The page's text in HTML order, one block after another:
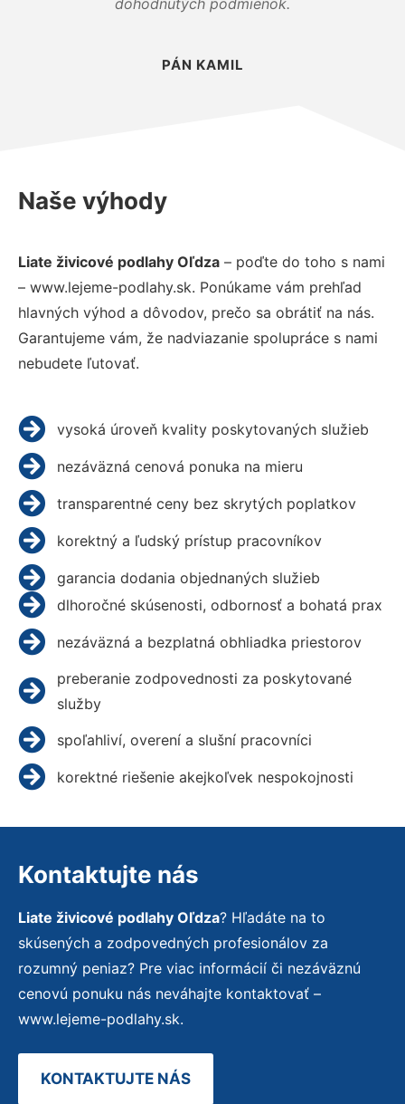
PÁN KAMIL
Naše výhody
Liate živicové podlahy Oľdza – poďte do toho s nami
– www.lejeme-podlahy.sk. Ponúkame vám prehľad
hlavných výhod a dôvodov, prečo sa obrátiť na nás.
Garantujeme vám, že nadviazanie spolupráce s nami
nebudete ľutovať.
vysoká úroveň kvality poskytovaných služieb
nezáväzná cenová ponuka na mieru
transparentné ceny bez skrytých poplatkov
korektný a ľudský prístup pracovníkov
garancia dodania objednaných služieb
dlhoročné skúsenosti, odbornosť a bohatá prax
nezáväzná a bezplatná obhliadka priestorov
preberanie zodpovednosti za poskytované
služby
spoľahliví, overení a slušní pracovníci
korektné riešenie akejkoľvek nespokojnosti
Kontaktujte nás
Liate živicové podlahy Oľdza? Hľadáte na to
skúsených a zodpovedných profesionálov za
rozumný peniaz? Pre viac informácií či nezáväznú
cenovú ponuku nás neváhajte kontaktovať –
www.lejeme-podlahy.sk.
KONTAKTUJTE NÁS